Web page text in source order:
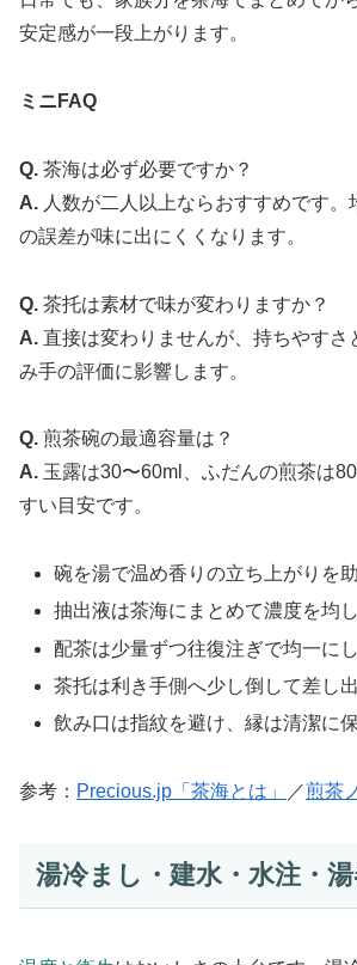
安定感が一段上がります。
ミニFAQ
Q. 茶海は必ず必要ですか？
A. 人数が二人以上ならおすすめです。
の誤差が味に出にくくなります。
Q. 茶托は素材で味が変わりますか？
A. 直接は変わりませんが、持ちやすさ
み手の評価に影響します。
Q. 煎茶碗の最適容量は？
A. 玉露は30〜60ml、ふだんの煎茶は
すい目安です。
碗を湯で温め香りの立ち上がりを
抽出液は茶海にまとめて濃度を均
配茶は少量ずつ往復注ぎで均一に
茶托は利き手側へ少し倒して差し
飲み口は指紋を避け、縁は清潔に
参考： Precious.jp「茶海とは」 ／煎茶
湯冷まし・建水・水注・